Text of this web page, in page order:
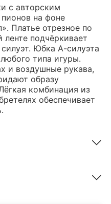
с авторским
на фоне
Платье отрезное по
ленте подчёркивает
Юбка А-силуэта
типа игуры.
и воздушные рукава,
образу
комбинация из
обеспечивает